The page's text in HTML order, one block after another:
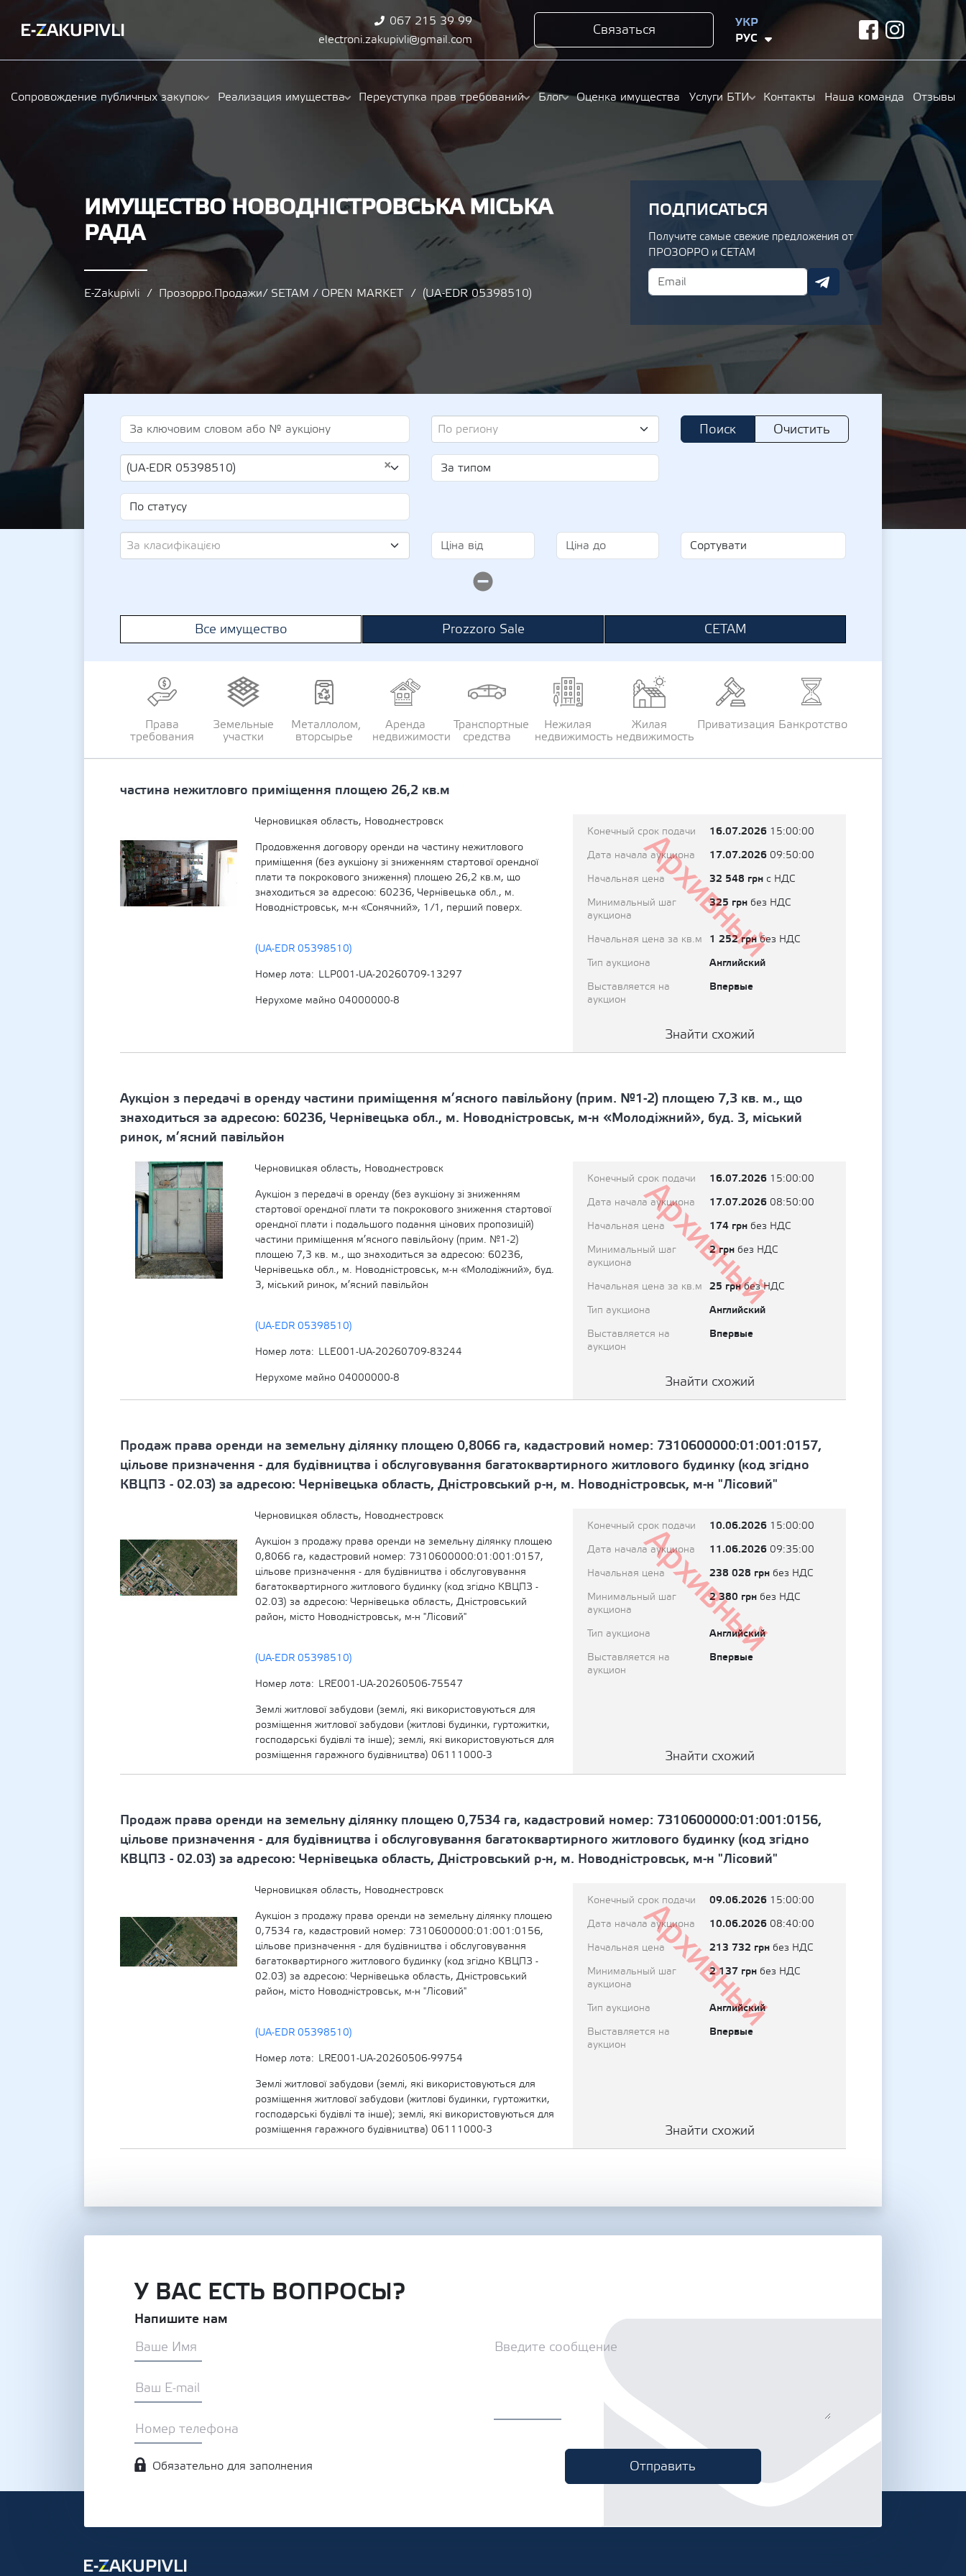
067 215 39 99
electroni.zakupivli@gmail.com
Связаться
УКР
РУС
facebookinstagram
Сопровождение публичных закупок Реализация имущества Переуступка прав требований Блог Оценка имущества Услуги БТИ Контакты Наша команда Отзывы
ИМУЩЕСТВО НОВОДНІСТРОВСЬКА МІСЬКА
РАДА
E-Zakupivli Прозорро.Продажи/ SETAM / OPEN MARKET (UA-EDR 05398510)
ПОДПИСАТЬСЯ
Получите самые свежие предложения от
ПРОЗОРРО и СЕТАМ
По региону Поиск Очистить
×
(UA-EDR 05398510)
За класифікацією
Все имущество Prozzoro Sale СЕТАМ
Права
требования
Земельные
участки
Металлолом,
вторсырье
Аренда
недвижимости
Транспортные
средства
Нежилая
недвижимость
Жилая
недвижимость
Приватизация Банкротство
частина нежитловго приміщення площею 26,2 кв.м
Черновицкая область, Новоднестровск
Продовження договору оренди на частину нежитлового
приміщення (без аукціону зі зниженням стартової орендної
плати та покрокового зниження) площею 26,2 кв.м, що
знаходиться за адресою: 60236, Чернівецька обл., м.
Новодністровськ, м-н «Сонячний», 1/1, перший поверх.
(UA-EDR 05398510)
Номер лота
LLP001-UA-20260709-13297
Нерухоме майно 04000000-8
Архивный
Конечный срок подачи 16.07.2026 15:00:00
Дата начала аукциона
17.07.2026 09:50:00
Начальная цена
32 548 грн с НДС
Минимальный шаг
аукциона
325 грн без НДС
Начальная цена за кв.м 1 252 грнбез НДС
Тип аукциона
Английский
Выставляется на
аукцион
Впервые
Знайти схожий
Аукціон з передачі в оренду частини приміщення м’ясного павільйону (прим. №1-2) площею 7,3 кв. м., що
знаходиться за адресою: 60236, Чернівецька обл., м. Новодністровськ, м-н «Молодіжний», буд. 3, міський
ринок, м’ясний павільйон
Черновицкая область, Новоднестровск
Аукціон з передачі в оренду (без аукціону зі зниженням
стартової орендної плати та покрокового зниження стартової
орендної плати і подальшого подання цінових пропозицій)
частини приміщення м’ясного павільйону (прим. №1-2)
площею 7,3 кв. м., що знаходиться за адресою: 60236,
Чернівецька обл., м. Новодністровськ, м-н «Молодіжний», буд.
3, міський ринок, м’ясний павільйон
(UA-EDR 05398510)
Номер лота
LLE001-UA-20260709-83244
Нерухоме майно 04000000-8
Архивный
Конечный срок подачи 16.07.2026 15:00:00
Дата начала аукциона
17.07.2026 08:50:00
Начальная цена
174 грн без НДС
Минимальный шаг
аукциона
2 грн без НДС
Начальная цена за кв.м 25 грнбез НДС
Тип аукциона
Английский
Выставляется на
аукцион
Впервые
Знайти схожий
Продаж права оренди на земельну ділянку площею 0,8066 га, кадастровий номер: 7310600000:01:001:0157,
цільове призначення - для будівництва і обслуговування багатоквартирного житлового будинку (код згідно
КВЦПЗ - 02.03) за адресою: Чернівецька область, Дністровський р-н, м. Новодністровськ, м-н "Лісовий"
Черновицкая область, Новоднестровск
Аукціон з продажу права оренди на земельну ділянку площею
0,8066 га, кадастровий номер: 7310600000:01:001:0157,
цільове призначення - для будівництва і обслуговування
багатоквартирного житлового будинку (код згідно КВЦПЗ -
02.03) за адресою: Чернівецька область, Дністровський
район, місто Новодністровськ, м-н "Лісовий"
(UA-EDR 05398510)
Номер лота
LRE001-UA-20260506-75547
Землі житлової забудови (землі, які використовуються для
розміщення житлової забудови (житлові будинки, гуртожитки,
господарські будівлі та інше); землі, які використовуються для
розміщення гаражного будівництва) 06111000-3
Архивный
Конечный срок подачи 10.06.2026 15:00:00
Дата начала аукциона
11.06.2026 09:35:00
Начальная цена
238 028 грн без НДС
Минимальный шаг
аукциона
2 380 грн без НДС
Тип аукциона Английский
Выставляется на
аукцион
Впервые
Знайти схожий
Продаж права оренди на земельну ділянку площею 0,7534 га, кадастровий номер: 7310600000:01:001:0156,
цільове призначення - для будівництва і обслуговування багатоквартирного житлового будинку (код згідно
КВЦПЗ - 02.03) за адресою: Чернівецька область, Дністровський р-н, м. Новодністровськ, м-н "Лісовий"
Черновицкая область, Новоднестровск
Аукціон з продажу права оренди на земельну ділянку площею
0,7534 га, кадастровий номер: 7310600000:01:001:0156,
цільове призначення - для будівництва і обслуговування
багатоквартирного житлового будинку (код згідно КВЦПЗ -
02.03) за адресою: Чернівецька область, Дністровський
район, місто Новодністровськ, м-н "Лісовий"
(UA-EDR 05398510)
Номер лота
LRE001-UA-20260506-99754
Землі житлової забудови (землі, які використовуються для
розміщення житлової забудови (житлові будинки, гуртожитки,
господарські будівлі та інше); землі, які використовуються для
розміщення гаражного будівництва) 06111000-3
Архивный
Конечный срок подачи 09.06.2026 15:00:00
Дата начала аукциона
10.06.2026 08:40:00
Начальная цена
213 732 грн без НДС
Минимальный шаг
аукциона
2 137 грн без НДС
Тип аукциона Английский
Выставляется на
аукцион
Впервые
Знайти схожий
У ВАС ЕСТЬ ВОПРОСЫ?
Напишите нам
Обязательно для заполнения